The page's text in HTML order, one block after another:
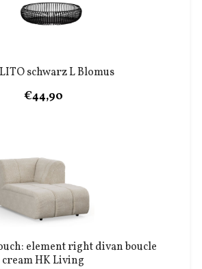
schwarz L Blomus
€44,90
element right divan boucle
cream HK Living